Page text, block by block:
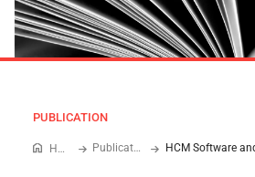
PUBLICATION
Home Publications